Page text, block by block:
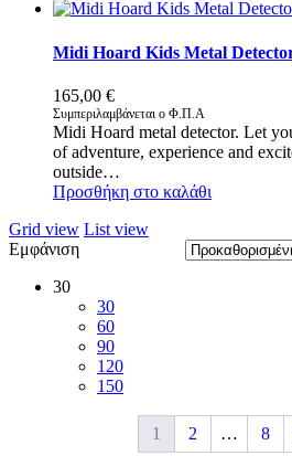
Midi Hoard Kids Metal
165,00 €
Συμπεριλαμβάνεται ο Φ.Π.Α
Midi Hoard metal detector. Let
of adventure, experience and
outside…
Προσθήκη στο καλάθι
Grid view List view
Εμφάνιση
30
30
60
90
120
150
1 2 … 8